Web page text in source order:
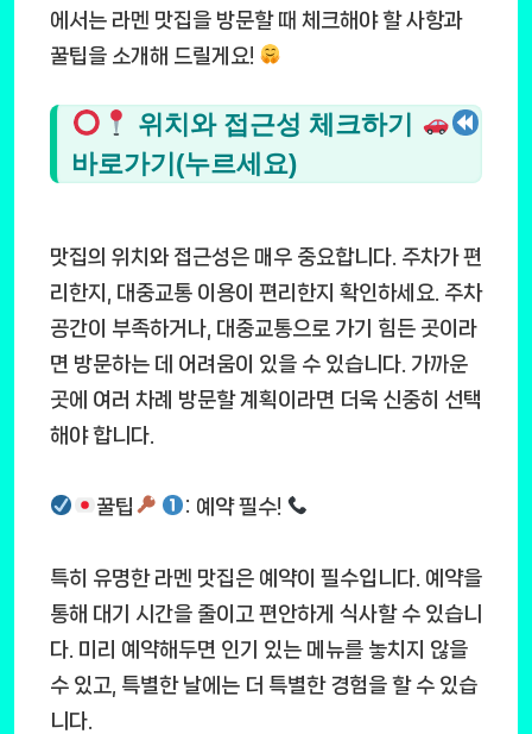
에서는 라멘 맛집을 방문할 때 체크해야 할 사항과
꿀팁을 소개해 드릴게요!
위치와 접근성 체크하기
바로가기(누르세요)
맛집의 위치와 접근성은 매우 중요합니다. 주차가 편
리한지, 대중교통 이용이 편리한지 확인하세요. 주차
공간이 부족하거나, 대중교통으로 가기 힘든 곳이라
면 방문하는 데 어려움이 있을 수 있습니다. 가까운
곳에 여러 차례 방문할 계획이라면 더욱 신중히 선택
해야 합니다.
꿀팁 : 예약 필수!
특히 유명한 라멘 맛집은 예약이 필수입니다. 예약을
통해 대기 시간을 줄이고 편안하게 식사할 수 있습니
다. 미리 예약해두면 인기 있는 메뉴를 놓치지 않을
수 있고, 특별한 날에는 더 특별한 경험을 할 수 있습
니다.